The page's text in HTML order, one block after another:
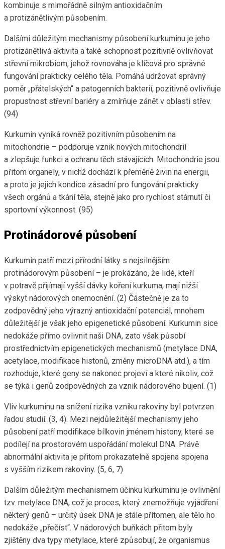
kombinuje s mimořádně silným antioxidačním
a protizánětlivým působením.
Dalšími důležitým mechanismy působení kurkuminu je jeho
protizánětlivá aktivita a také schopnost pozitivně ovlivňovat
střevní mikrobiom, jehož rovnováha je klíčová pro správné
fungování prakticky celého těla. Pomáhá udržovat správný
poměr „přátelských“ a patogenních bakterií, pozitivně ovlivňuje
propustnost střevní bariéry a zmírňuje zánět v oblasti střev.
(94)
Kurkumin vyniká rovněž pozitivním působením na
mitochondrie – podporuje vznik nových mitochondrií
a zlepšuje funkci a ochranu těch stávajících. Mitochondrie jsou
přitom organely, v nichž dochází k přeměně živin na energii,
a proto je jejich kondice zásadní pro fungování prakticky
všech orgánů a tkání těla, stejně jako pro rychlost stárnutí či
sportovní výkonnost. (95)
Protinádorové působení
Kurkumin patří mezi přírodní látky s nejsilnějším
protinádorovým působení – je prokázáno, že lidé, kteří
v potravě přijímají vyšší dávky koření kurkuma, mají nižší
výskyt nádorových onemocnění. (2) Částečně je za to
zodpovědný jeho výrazný antioxidační potenciál, mnohem
důležitější je však jeho epigenetické působení. Kurkumin sice
nedokáže přímo ovlivnit naši DNA, zato však působí
prostřednictvím epigenetických mechanismů (metylace DNA,
acetylace, modifikace histonů, změny microDNA atd.), a tím
rozhoduje, které geny se nakonec projeví a které nikoliv, což
se týká i genů zodpovědných za vznik nádorového bujení. (1)
Vliv kurkuminu na snížení rizika vzniku rakoviny byl potvrzen
řadou studií. (3, 4). Mezi nejdůležitější mechanismy jeho
působení patří modifikace bílkovin jménem histony, které se
podílejí na prostorovém uspořádání molekul DNA. Právě
abnormální aktivita je přitom prokazatelně spojena spojena
s vyšším rizikem rakoviny. (5, 6, 7)
Dalším důležitým mechanismem účinku kurkuminu je ovlivnění
tzv. metylace DNA, což je proces, který znemožňuje vyjádření
některý genů – určitý úsek DNA je stále přítomen, ale tělo ho
nedokáže „přečíst“. V nádorových buňkách přitom byly
zjištěny dva typy metylace, které způsobují, že organismus